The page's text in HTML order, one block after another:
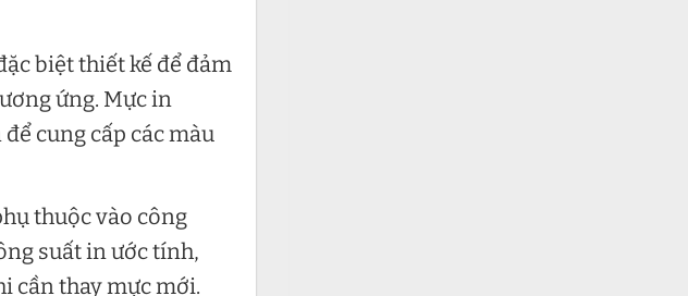
biệt thiết kế để đảm
ứng. Mực in
cung cấp các màu
thuộc vào công
suất in ước tính,
cần thay mực mới.